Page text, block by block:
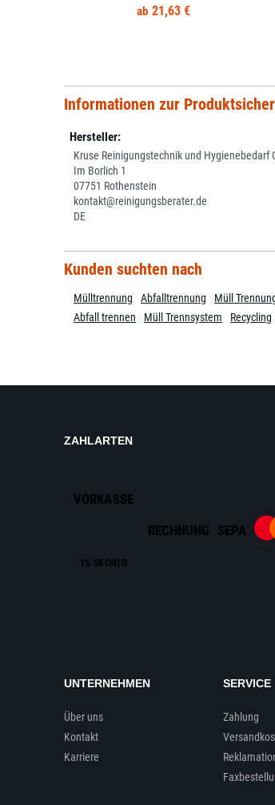
21,63 €
Informationen zur
Hersteller:
Kruse Reinigungstechnik und Hygienebedarf
Im Borlich 1
07751 Rothenstein
kontakt@reinigungsberater.de
DE
Kunden suchten nach
Mülltrennung Abfalltrennung Müll
Abfall trennen
Müll Trennsystem Recycling
ZAHLARTEN
VORKASSE
1% SKONTO
RECHNUNG SEPA
UNTERNEHMEN
Über uns
Kontakt
Karriere
SERVICE
Zahlung